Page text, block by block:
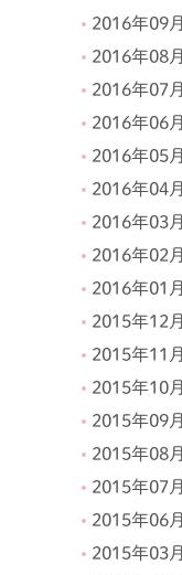
2016年09月
2016年08月
2016年07月
2016年06月
2016年05月
2016年04月
2016年03月
2016年02月
2016年01月
2015年12月
2015年11月
2015年10月
2015年09月
2015年08月
2015年07月
2015年06月
2015年03月